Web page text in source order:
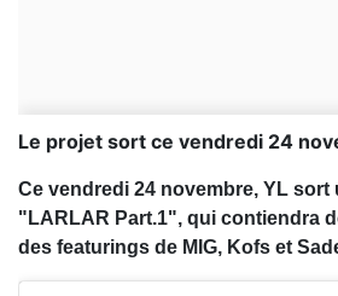
Le projet sort ce vendredi 24
Ce vendredi 24 novembre, YL
"LARLAR Part.1", qui contiendra
des featurings de MIG, Kofs et